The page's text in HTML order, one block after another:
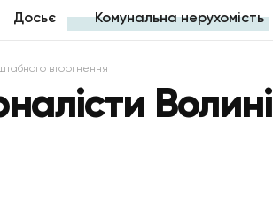
Досьє Комунальна нерухомість
вторгнення
Волині